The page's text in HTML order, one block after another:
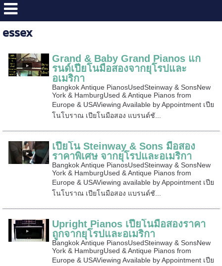
essex
Grand & Baby Grand Pianos แก
รนด์เปียโนมือสองจากยุโรปและ
อเมริกา
Bangkok Antique PianosUsedSteinway & SonsNew
York & HamburgUsed & Antique Pianos from
Europe & USAViewing Available by Appointment เปีย
โนโบราณ เปียโนมือสอง แบรนด์ชั...
เปียโน Steinway & Sons มือสอง
ราคาพิเศษ จากยุโรปและอเมริกา
Bangkok Antique PianosUsedSteinway & SonsNew
York & HamburgUsed & Antique Pianos from
Europe & USAViewing available by Appointment เปีย
โนโบราณ เปียโนมือสอง แบรนด์ชั...
Upright Pianos เปียโนมือสองราคา
ถูกจากยุโรปและอเมริกา
Bangkok Antique PianosUsedSteinway & SonsNew
York & HamburgUsed & Antique Pianos from
Europe & USAViewing Available by Appointment เปีย